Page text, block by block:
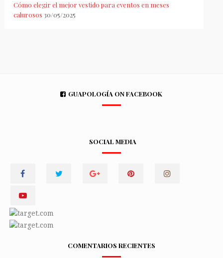
Cómo elegir el mejor vestido para eventos en meses
calurosos 30/05/2025
GUAPOLOGÍA ON FACEBOOK
SOCIAL MEDIA
COMENTARIOS RECIENTES